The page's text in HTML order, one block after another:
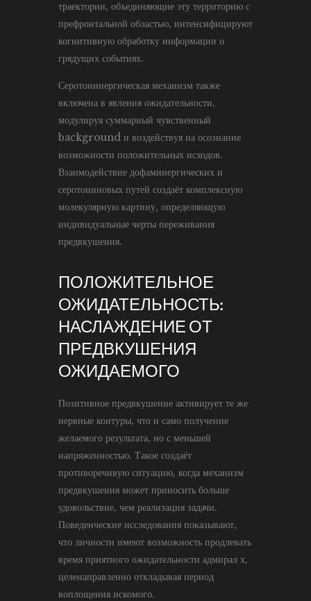
траектории, объединяющие эту территорию с
префронтальной областью, интенсифицируют
когнитивную обработку информации о
грядущих событиях.
Серотонинергическая механизм также
включена в явления ожидательности,
модулируя суммарный чувственный
background и воздействуя на осознание
возможности положительных исходов.
Взаимодействие дофаминергических и
серотониновых путей создаёт комплексную
молекулярную картину, определяющую
индивидуальные черты переживания
предвкушения.
ПОЛОЖИТЕЛЬНОЕ
ОЖИДАТЕЛЬНОСТЬ:
НАСЛАЖДЕНИЕ ОТ
ПРЕДВКУШЕНИЯ
ОЖИДАЕМОГО
Позитивное предвкушение активирует те же
нервные контуры, что и само получение
желаемого результата, но с меньшей
напряженностью. Такое создаёт
противоречивую ситуацию, когда механизм
предвкушения может приносить больше
удовольствие, чем реализация задачи.
Поведенческие исследования показывают,
что личности имеют возможность продлевать
время приятного ожидательности адмирал х,
целенаправленно откладывая период
воплощения искомого.